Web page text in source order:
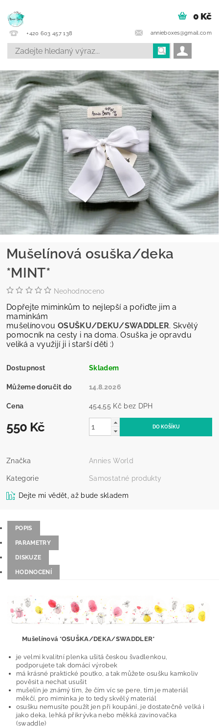
+420 603 457 138 annieboxes@gmail.com
0 Kč
Mušelínová osuška/deka
*MINT*
Neohodnoceno
Dopřejte miminkům to nejlepší a pořiďte jim a
maminkám
mušelínovou OSUŠKU/DEKU/SWADDLER. Skvělý
pomocník na cesty i na doma. Osuška je opravdu
veliká a využijí ji i starší děti :)
Dostupnost Skladem
Můžeme doručit do 14.8.2026
Cena 454,55 Kč bez DPH
550 Kč
Značka Annies World
Kategorie Samostatné produkty
Dejte mi vědět, až bude skladem
POPIS
PARAMETRY
DISKUZE
HODNOCENÍ
Mušelínová *OSUŠKA/DEKA/SWADDLER*
je velmi kvalitní plenka ušitá českou švadlenkou,
podporujete tak domácí výrobek
má krásné praktické poutko, a tak můžete osušku kamkoliv
pověsit a nechat usušit
mušelín je známý tím, že čím víc se pere, tím je materiál
měkčí, pro miminka je to tedy skvělý materiál
osušku nemusíte použít jen při koupání, je dostatečně velká i
jako deka, lehká přikrývka nebo měkká zavinovačka
(swaddle)